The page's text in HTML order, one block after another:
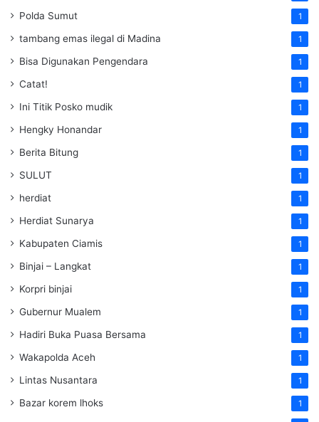
Polda Sumut 1
tambang emas ilegal di Madina 1
Bisa Digunakan Pengendara 1
Catat! 1
Ini Titik Posko mudik 1
Hengky Honandar 1
Berita Bitung 1
SULUT 1
herdiat 1
Herdiat Sunarya 1
Kabupaten Ciamis 1
Binjai – Langkat 1
Korpri binjai 1
Gubernur Mualem 1
Hadiri Buka Puasa Bersama 1
Wakapolda Aceh 1
Lintas Nusantara 1
Bazar korem lhoks 1